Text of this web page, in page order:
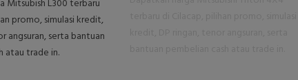
Mitsubish L300 terbaru
promo, simulasi kredit,
angsuran, serta bantuan
atau trade in.